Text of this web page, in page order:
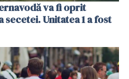
va fi oprit
Unitatea 1 a fost